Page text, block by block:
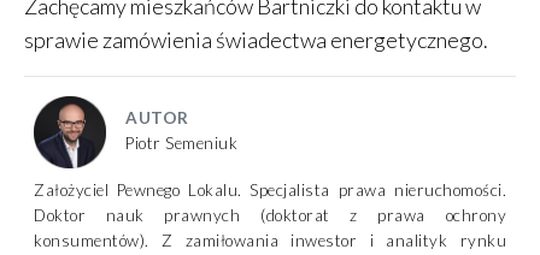
Zachęcamy mieszkańców Bartniczki do kontaktu w
sprawie zamówienia świadectwa energetycznego.
AUTOR
Piotr Semeniuk
Założyciel Pewnego Lokalu. Specjalista prawa nieruchomości.
Doktor nauk prawnych (doktorat z prawa ochrony
konsumentów). Z zamiłowania inwestor i analityk rynku